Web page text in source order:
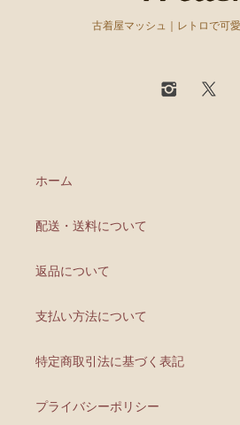
古着屋マッシュ｜レトロで可
ホーム
配送・送料について
返品について
支払い方法について
特定商取引法に基づく表記
プライバシーポリシー